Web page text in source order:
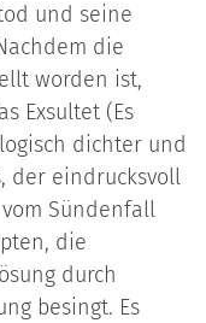
und seine
die
worden ist,
Exsultet (Es
dichter und
der eindrucksvoll
Sündenfall
die
durch
besingt. Es